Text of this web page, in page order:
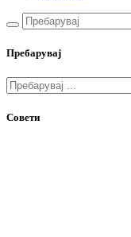
Пребарувај
Совети